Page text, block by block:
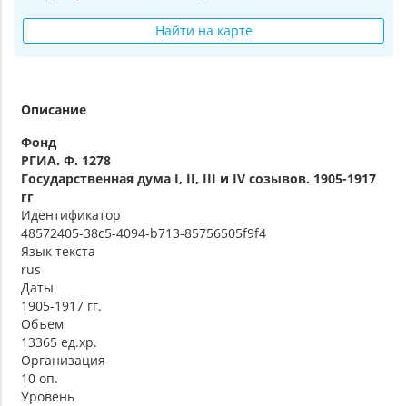
Найти на карте
Описание
Фонд
РГИА. Ф. 1278
Государственная дума I, II, III и IV созывов. 1905-1917
гг
Идентификатор
48572405-38c5-4094-b713-85756505f9f4
Язык текста
rus
Даты
1905-1917 гг.
Объем
13365 ед.хр.
Организация
10 оп.
Уровень